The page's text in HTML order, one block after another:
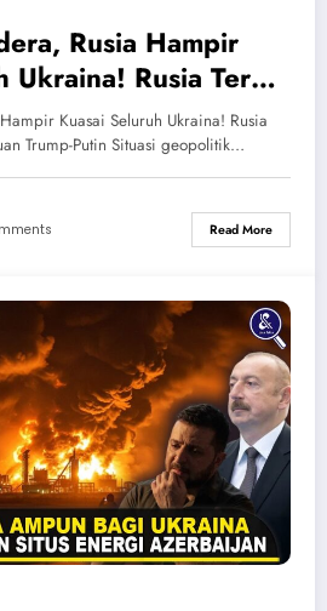
Rusia Hampir
Ukraina! Rusia Terus
Trump-Putin
Kuasai Seluruh Ukraina! Rusia
Trump-Putin Situasi geopolitik…
Read More